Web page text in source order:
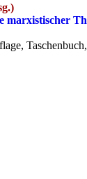
marxistischer